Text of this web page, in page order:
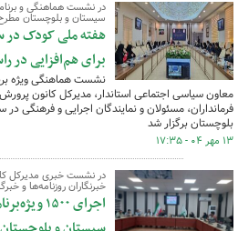
در نشست هماهنگی و
سیستان و بلوچستان
هفته ملی کودک در
برای هم‌افزایی در
نشست هماهنگی ویژه
معاون سیاسی اجتماعی استاندار، مدیرکل کانون
فرمانداران، مسئولان و نمایندگان اجرایی و فرهنگی
بلوچستان برگزار شد
۱۳ مهر ۰۴ - ۱۷:۳۵
در نشست خبری مدیرکل
خبرنگاران روزنامه‌ها و
اجرای